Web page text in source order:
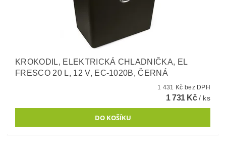
KROKODIL, ELEKTRICKÁ CHLADNIČKA, EL
FRESCO 20 L, 12 V, EC-1020B, ČERNÁ
1 431 Kč bez DPH
1 731 Kč/ ks